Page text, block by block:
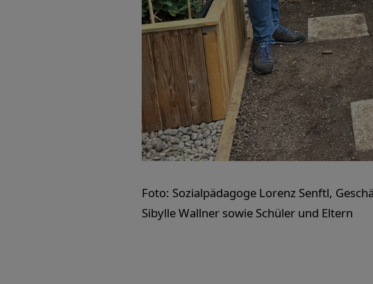
Foto: Sozialpädagoge Lorenz Senftl,
Sibylle Wallner sowie Schüler und Eltern